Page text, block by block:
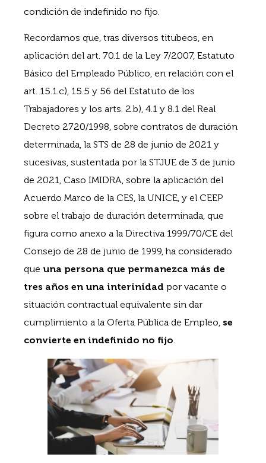
condición de indefinido no fijo.
Recordamos que, tras diversos titubeos, en
aplicación del art. 70.1 de la Ley 7/2007, Estatuto
Básico del Empleado Público, en relación con el
art. 15.1.c), 15.5 y 56 del Estatuto de los
Trabajadores y los arts. 2.b), 4.1 y 8.1 del Real
Decreto 2720/1998, sobre contratos de duración
determinada, la STS de 28 de junio de 2021 y
sucesivas, sustentada por la STJUE de 3 de junio
de 2021, Caso IMIDRA, sobre la aplicación del
Acuerdo Marco de la CES, la UNICE, y el CEEP
sobre el trabajo de duración determinada, que
figura como anexo a la Directiva 1999/70/CE del
Consejo de 28 de junio de 1999, ha considerado
que una persona que permanezca más de
tres años en una interinidad por vacante o
situación contractual equivalente sin dar
cumplimiento a la Oferta Pública de Empleo, se
convierte en indefinido no fijo.